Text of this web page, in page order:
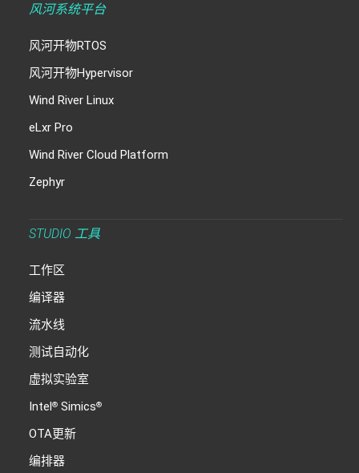
风河系统平台
风河开物RTOS
风河开物Hypervisor
Wind River Linux
eLxr Pro
Wind River Cloud Platform
Zephyr
STUDIO 工具
工作区
编译器
流水线
测试自动化
虚拟实验室
Intel® Simics®
OTA更新
编排器